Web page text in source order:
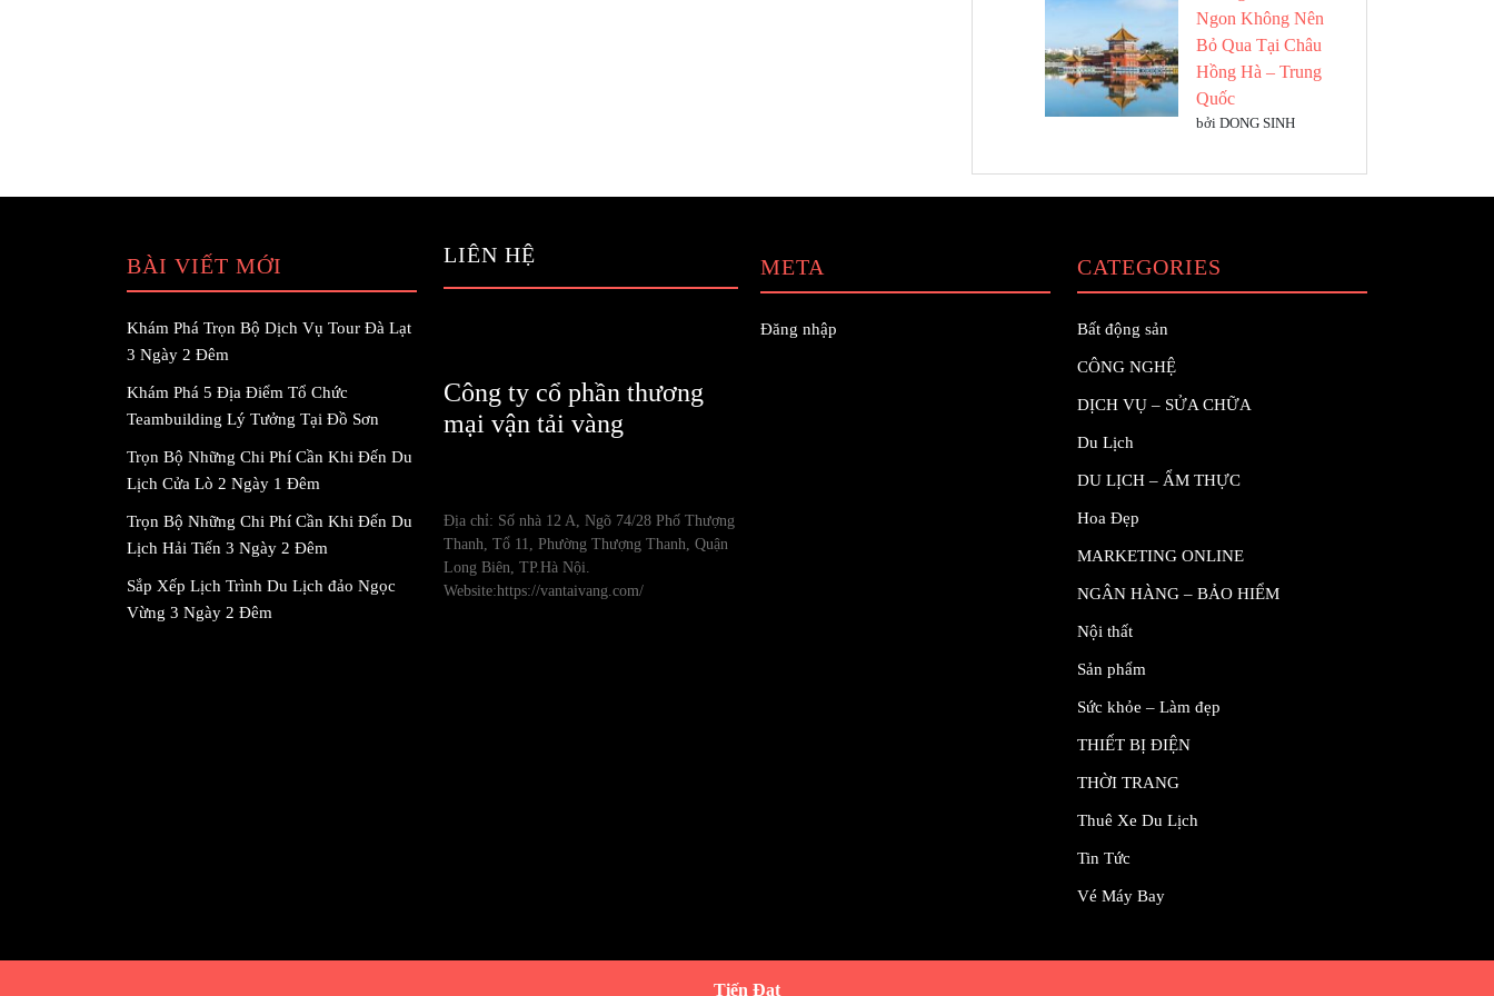
Ngon Không Nên
Bỏ Qua Tại Châu
Hồng Hà – Trung
Quốc
bởi DONG SINH
BÀI VIẾT MỚI
Khám Phá Trọn Bộ Dịch Vụ Tour Đà Lạt
3 Ngày 2 Đêm
Khám Phá 5 Địa Điểm Tổ Chức
Teambuilding Lý Tưởng Tại Đồ Sơn
Trọn Bộ Những Chi Phí Cần Khi Đến Du
Lịch Cửa Lò 2 Ngày 1 Đêm
Trọn Bộ Những Chi Phí Cần Khi Đến Du
Lịch Hải Tiến 3 Ngày 2 Đêm
Sắp Xếp Lịch Trình Du Lịch đảo Ngọc
Vừng 3 Ngày 2 Đêm
LIÊN HỆ
Công ty cổ phần thương
mại vận tải vàng
Địa chỉ: Số nhà 12 A, Ngõ 74/28 Phố Thượng
Thanh, Tổ 11, Phường Thượng Thanh, Quận
Long Biên, TP.Hà Nội.
Website:https://vantaivang.com/
META
Đăng nhập
CATEGORIES
Bất động sản
CÔNG NGHỆ
DỊCH VỤ – SỬA CHỮA
Du Lịch
DU LỊCH – ẨM THỰC
Hoa Đẹp
MARKETING ONLINE
NGÂN HÀNG – BẢO HIỂM
Nội thất
Sản phẩm
Sức khỏe – Làm đẹp
THIẾT BỊ ĐIỆN
THỜI TRANG
Thuê Xe Du Lịch
Tin Tức
Vé Máy Bay
Tiến Đạt